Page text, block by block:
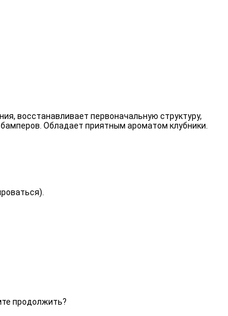
восстанавливает первоначальную структуру,
Обладает приятным ароматом клубники.
продолжить?